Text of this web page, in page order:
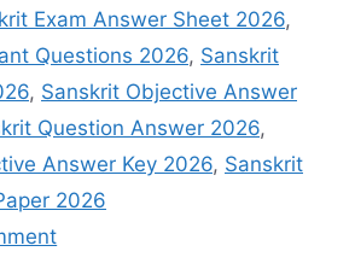
Exam Answer Sheet 2026,
Questions 2026, Sanskrit
, Sanskrit Objective Answer
Question Answer 2026,
Answer Key 2026, Sanskrit
2026